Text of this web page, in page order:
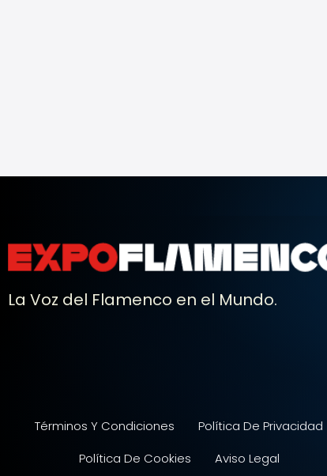
La Voz del Flamenco en el Mundo.
Términos Y Condiciones
Política De Privacidad
Política De Cookies
Aviso Legal